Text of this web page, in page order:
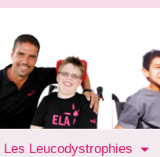
Les Leucodystrophies